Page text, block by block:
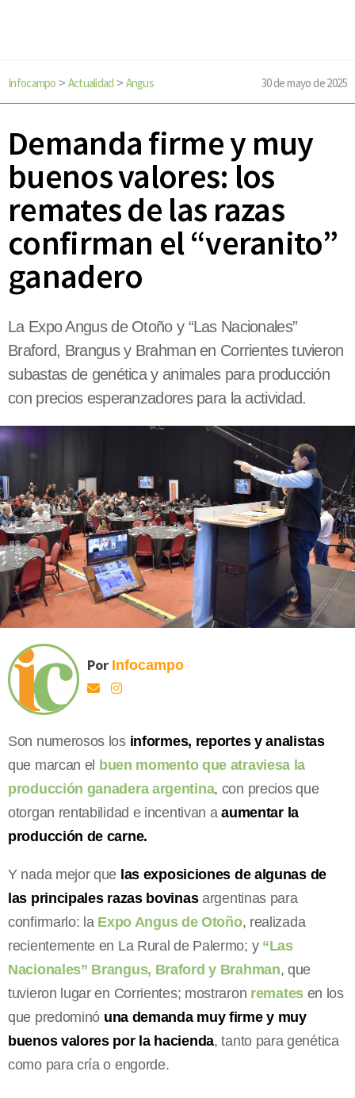
Infocampo > Actualidad > Angus 30 de mayo de 2025
Demanda firme y muy
buenos valores: los
remates de las razas
confirman el “veranito”
ganadero
La Expo Angus de Otoño y “Las Nacionales”
Braford, Brangus y Brahman en Corrientes tuvieron
subastas de genética y animales para producción
con precios esperanzadores para la actividad.
Por Infocampo
Son numerosos losinformes, reportes y analistas
que marcan el buen momento que atraviesa la
producción ganadera argentina, con precios que
otorgan rentabilidad e incentivan aaumentar la
producción de carne.
Y nada mejor que las exposiciones de algunas de
las principales razas bovinasargentinas para
confirmarlo: la Expo Angus de Otoño, realizada
recientemente en La Rural de Palermo; y “Las
Nacionales” Brangus, Braford y Brahman, que
tuvieron lugar en Corrientes; mostraron rematesen los
que predominó una demanda muy firme y muy
buenos valores por la hacienda, tanto para genética
como para cría o engorde.